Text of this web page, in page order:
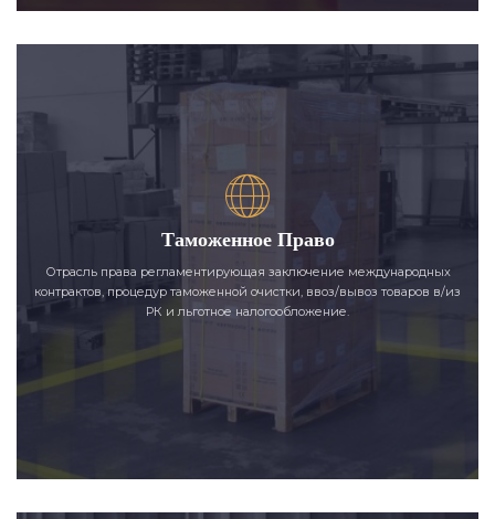
Таможенное Право
Отрасль права регламентирующая заключение международных
контрактов, процедур таможенной очистки, ввоз/вывоз товаров в/из
РК и льготное налогообложение.